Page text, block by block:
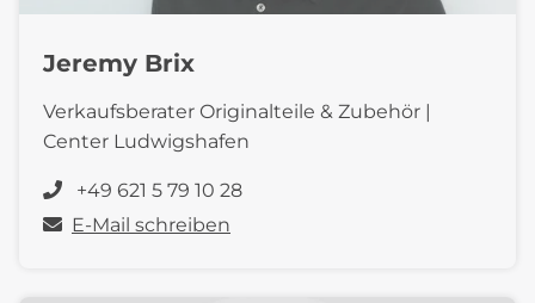
Jeremy Brix
Verkaufsberater Originalteile & Zubehör |
Center Ludwigshafen
+49 621 5 79 10 28
E-Mail schreiben